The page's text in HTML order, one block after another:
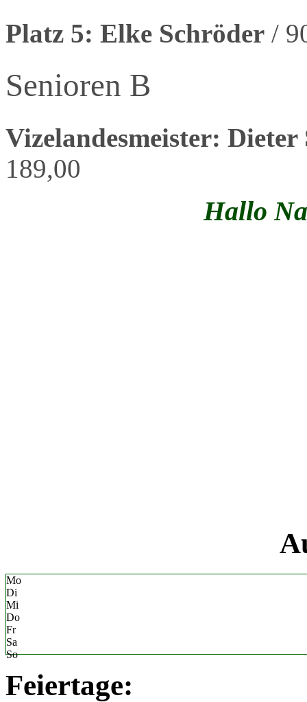
Platz 5: Elke Schröder /
Senioren B
Vizelandesmeister: Dieter
189,00
Hallo
Mo
Di
Mi
Do
Fr
Sa
So
Feiertage: